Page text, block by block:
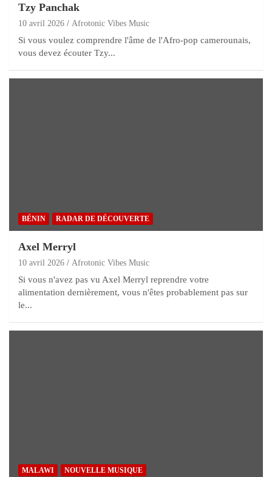
Tzy Panchak
10 avril 2026 Afrotonic Vibes Music
Si vous voulez comprendre l'âme de l'Afro-pop camerounais,
vous devez écouter Tzy...
BÉNIN RADAR DE DÉCOUVERTE
Axel Merryl
10 avril 2026 Afrotonic Vibes Music
Si vous n'avez pas vu Axel Merryl reprendre votre
alimentation dernièrement, vous n'êtes probablement pas sur
le...
MALAWI NOUVELLE MUSIQUE